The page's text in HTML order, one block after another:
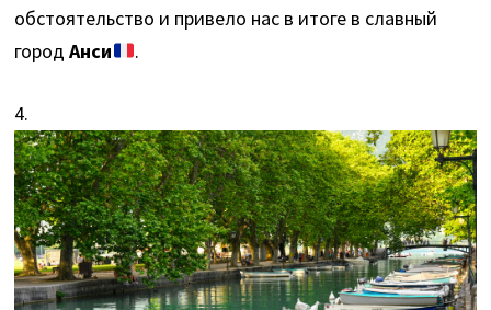
обстоятельство и привело нас в итоге в славный
городАнси .
4.